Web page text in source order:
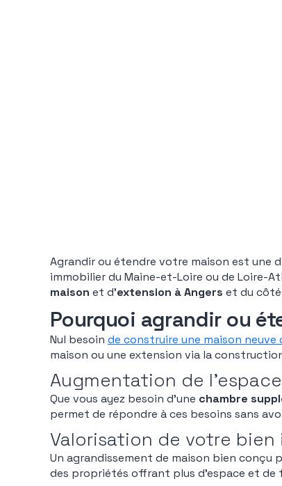
Agrandir ou étendre votre maison est une
immobilier du Maine-et-Loire ou de Loire-
maison et d’extension à Angers et du côté
Pourquoi agrandir ou
Nul besoin de construire une maison neuve
maison ou une extension via la
Augmentation de
Que vous ayez besoin d’une chambre
permet de répondre à ces besoins sans
Valorisation de votre bien
Un agrandissement de maison bien
des propriétés offrant plus d’espace et de